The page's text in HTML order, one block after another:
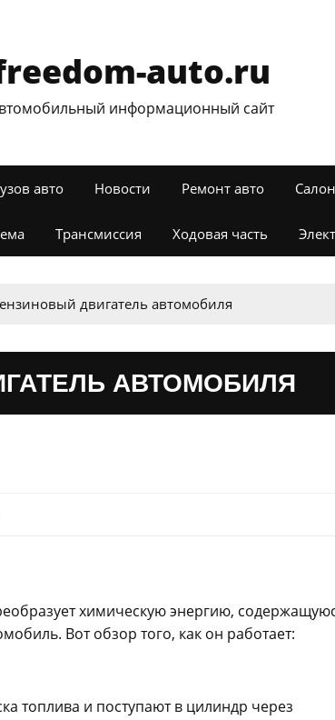
auto.ru
информационный сайт
авто Новости Ремонт авто
Трансмиссия Ходовая часть
двигатель автомобиля
АВТОМОБИЛЯ
химическую энергию,
Вот обзор того, как он работает:
топлива и поступают в цилиндр через